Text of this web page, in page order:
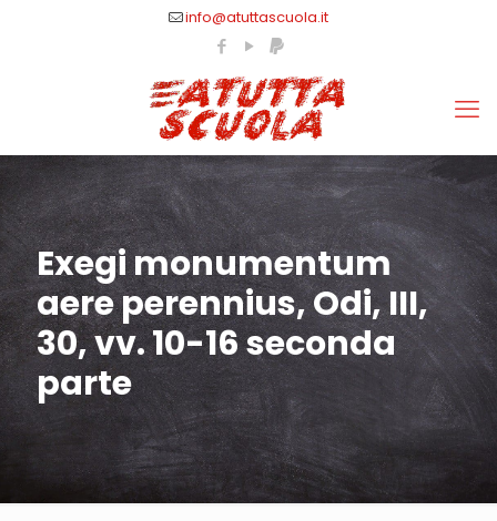
info@atuttascuola.it
Exegi monumentum
aere perennius, Odi, III,
30, vv. 10-16 seconda
parte